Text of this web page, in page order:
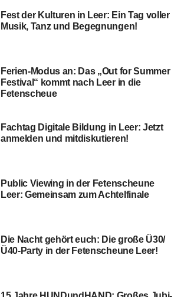
Fest der Kul­tu­ren in Leer: Ein Tag vol­ler
Musik, Tanz und Begegnungen!
Feri­en-Modus an: Das „Out for Sum­mer
Fes­ti­val“ kommt nach Leer in die
Fetenscheue
Fach­tag Digi­ta­le Bil­dung in Leer: Jetzt
anmel­den und mitdiskutieren!
Public Vie­w­ing in der Feten­scheu­ne
Leer: Gemein­sam zum Achtelfinale
Die Nacht gehört euch: Die gro­ße Ü30/
Ü40-Par­ty in der Feten­scheu­ne Leer!